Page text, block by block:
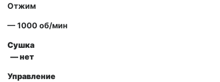
Отжим
— 1000 об/мин
Сушка
— нет
Управление